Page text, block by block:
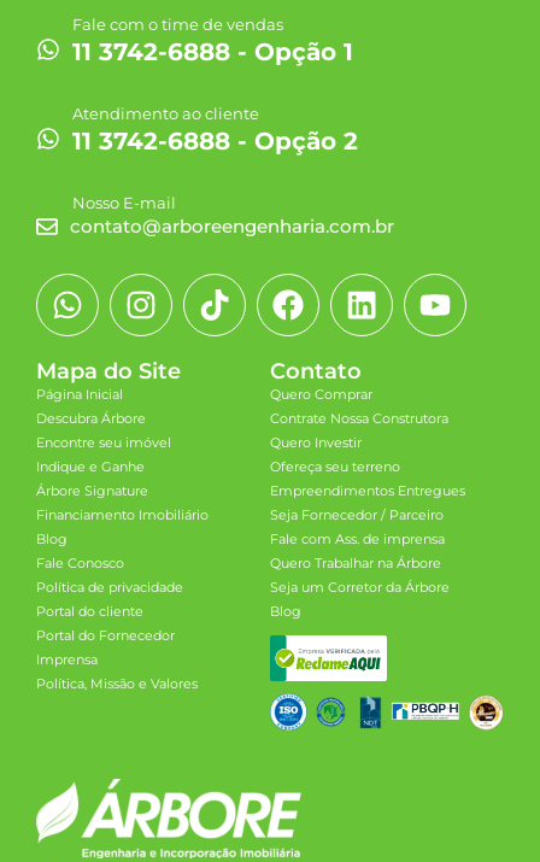
Fale com o time de vendas
11 3742-6888 - Opção 1
Atendimento ao cliente
11 3742-6888 - Opção 2
Nosso E-mail
contato@arboreengenharia.com.br
Mapa do Site
Página Inicial
Descubra Árbore
Encontre seu imóvel
Indique e Ganhe
Árbore Signature
Financiamento Imobiliário
Blog
Fale Conosco
Política de privacidade
Portal do cliente
Portal do Fornecedor
Imprensa
Política, Missão e Valores
Contato
Quero Comprar
Contrate Nossa Construtora
Quero Investir
Ofereça seu terreno
Empreendimentos Entregues
Seja Fornecedor / Parceiro
Fale com Ass. de imprensa
Quero Trabalhar na Árbore
Seja um Corretor da Árbore
Blog